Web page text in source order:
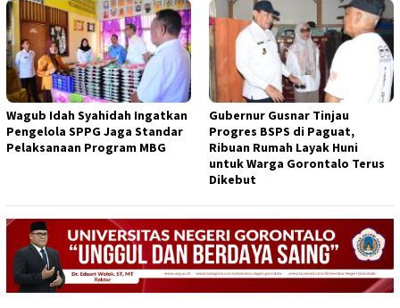
Wagub Idah Syahidah Ingatkan
Pengelola SPPG Jaga Standar
Pelaksanaan Program MBG
Gubernur Gusnar Tinjau
Progres BSPS di Paguat,
Ribuan Rumah Layak Huni
untuk Warga Gorontalo Terus
Dikebut